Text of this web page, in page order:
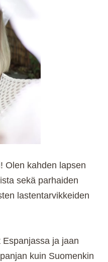
PERHEILLE
Olen kahden lapsen
sekä parhaiden
lastentarvikkeiden
ja jaan
kuin Suomenkin